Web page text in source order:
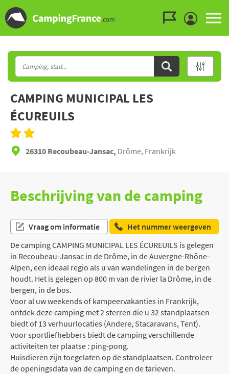
CAMPING MUNICIPAL LES
ÉCUREUILS
26310 Recoubeau-Jansac, Drôme, Frankrijk
Beschrijving van de camping
Vraag om informatie
Het nummer weergeven
De camping CAMPING MUNICIPAL LES ÉCUREUILS is gelegen
in Recoubeau-Jansac in de Drôme, in de Auvergne-Rhône-
Alpen, een ideaal regio als u van wandelingen in de bergen
houdt. Het is gelegen op 800 m van de rivier la Drôme, in de
bergen, in de bos.
Voor al uw weekends of kampeervakanties in Frankrijk,
ontdek deze camping met 2 sterren die u 32 standplaatsen
biedt of 13 verhuurlocaties (Andere, Stacaravans, Tent).
Voor sportliefhebbers biedt de camping verschillende
activiteiten ter plaatse : ping-pong.
Huisdieren zijn toegelaten op de standplaatsen. Controleer
de openingsdata van de camping en de tarieven.